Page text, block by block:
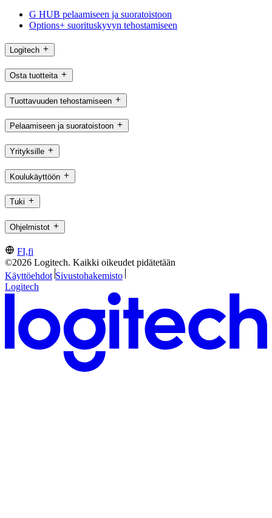
G HUB pelaamiseen ja suoratoistoon
Options+ suorituskyvyn tehostamiseen
Logitech
Osta tuotteita
Tuottavuuden tehostamiseen
Pelaamiseen ja suoratoistoon
Yrityksille
Koulukäyttöön
Tuki
Ohjelmistot
FI,fi
©2026 Logitech. Kaikki oikeudet pidätetään
Käyttöehdot Sivustohakemisto
Logitech